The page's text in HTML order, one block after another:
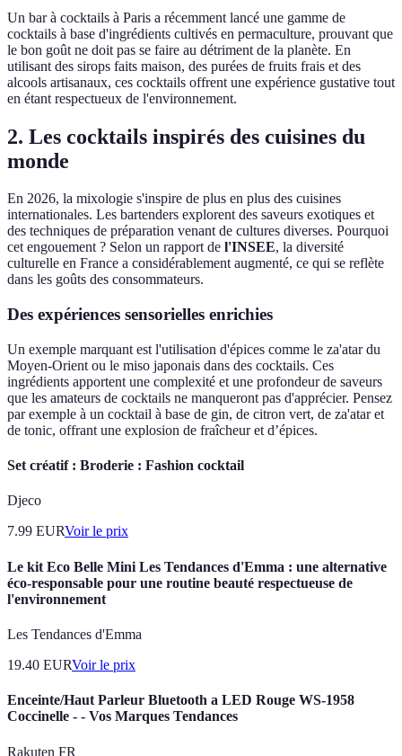
Un bar à cocktails à Paris a récemment lancé une gamme de
cocktails à base d'ingrédients cultivés en permaculture, prouvant que
le bon goût ne doit pas se faire au détriment de la planète. En
utilisant des sirops faits maison, des purées de fruits frais et des
alcools artisanaux, ces cocktails offrent une expérience gustative tout
en étant respectueux de l'environnement.
2. Les cocktails inspirés des cuisines du
monde
En 2026, la mixologie s'inspire de plus en plus des cuisines
internationales. Les bartenders explorent des saveurs exotiques et
des techniques de préparation venant de cultures diverses. Pourquoi
cet engouement ? Selon un rapport de l'INSEE, la diversité
culturelle en France a considérablement augmenté, ce qui se reflète
dans les goûts des consommateurs.
Des expériences sensorielles enrichies
Un exemple marquant est l'utilisation d'épices comme le za'atar du
Moyen-Orient ou le miso japonais dans des cocktails. Ces
ingrédients apportent une complexité et une profondeur de saveurs
que les amateurs de cocktails ne manqueront pas d'apprécier. Pensez
par exemple à un cocktail à base de gin, de citron vert, de za'atar et
de tonic, offrant une explosion de fraîcheur et d’épices.
Set créatif : Broderie : Fashion cocktail
Djeco
7.99 EURVoir le prix
Le kit Eco Belle Mini Les Tendances d'Emma : une alternative
éco-responsable pour une routine beauté respectueuse de
l'environnement
Les Tendances d'Emma
19.40 EURVoir le prix
Enceinte/Haut Parleur Bluetooth a LED Rouge WS-1958
Coccinelle - - Vos Marques Tendances
Rakuten FR